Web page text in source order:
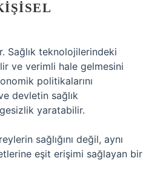
Sağlık teknolojilerindeki
ve verimli hale gelmesini
politikalarını
devletin sağlık
yaratabilir.
sağlığını değil, aynı
eşit erişimi sağlayan bir